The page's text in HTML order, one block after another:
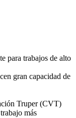
para trabajos de alto
gran capacidad de
Truper (CVT)
más